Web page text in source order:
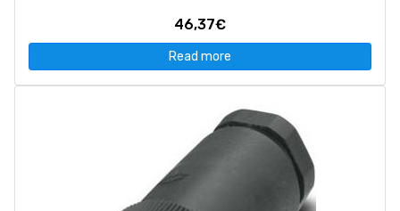
46,37€
Read more